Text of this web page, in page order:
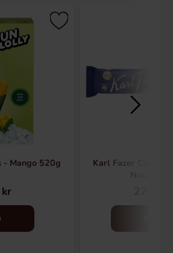
- Mango 520g
Karl Fazer